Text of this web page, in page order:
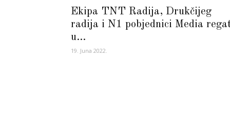
Ekipa TNT Radija, Drukčijeg
radija i N1 pobjednici Media
u...
19. Juna 2022.